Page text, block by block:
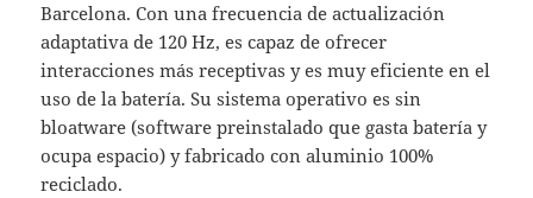
Barcelona. Con una frecuencia de actualización
adaptativa de 120 Hz, es capaz de ofrecer
interacciones más receptivas y es muy eficiente en el
uso de la batería. Su sistema operativo es sin
bloatware (software preinstalado que gasta batería y
ocupa espacio) y fabricado con aluminio 100%
reciclado.